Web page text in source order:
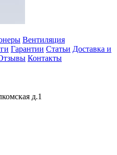
Вентиляция
Гарантии Статьи Доставка и
Контакты
д.1